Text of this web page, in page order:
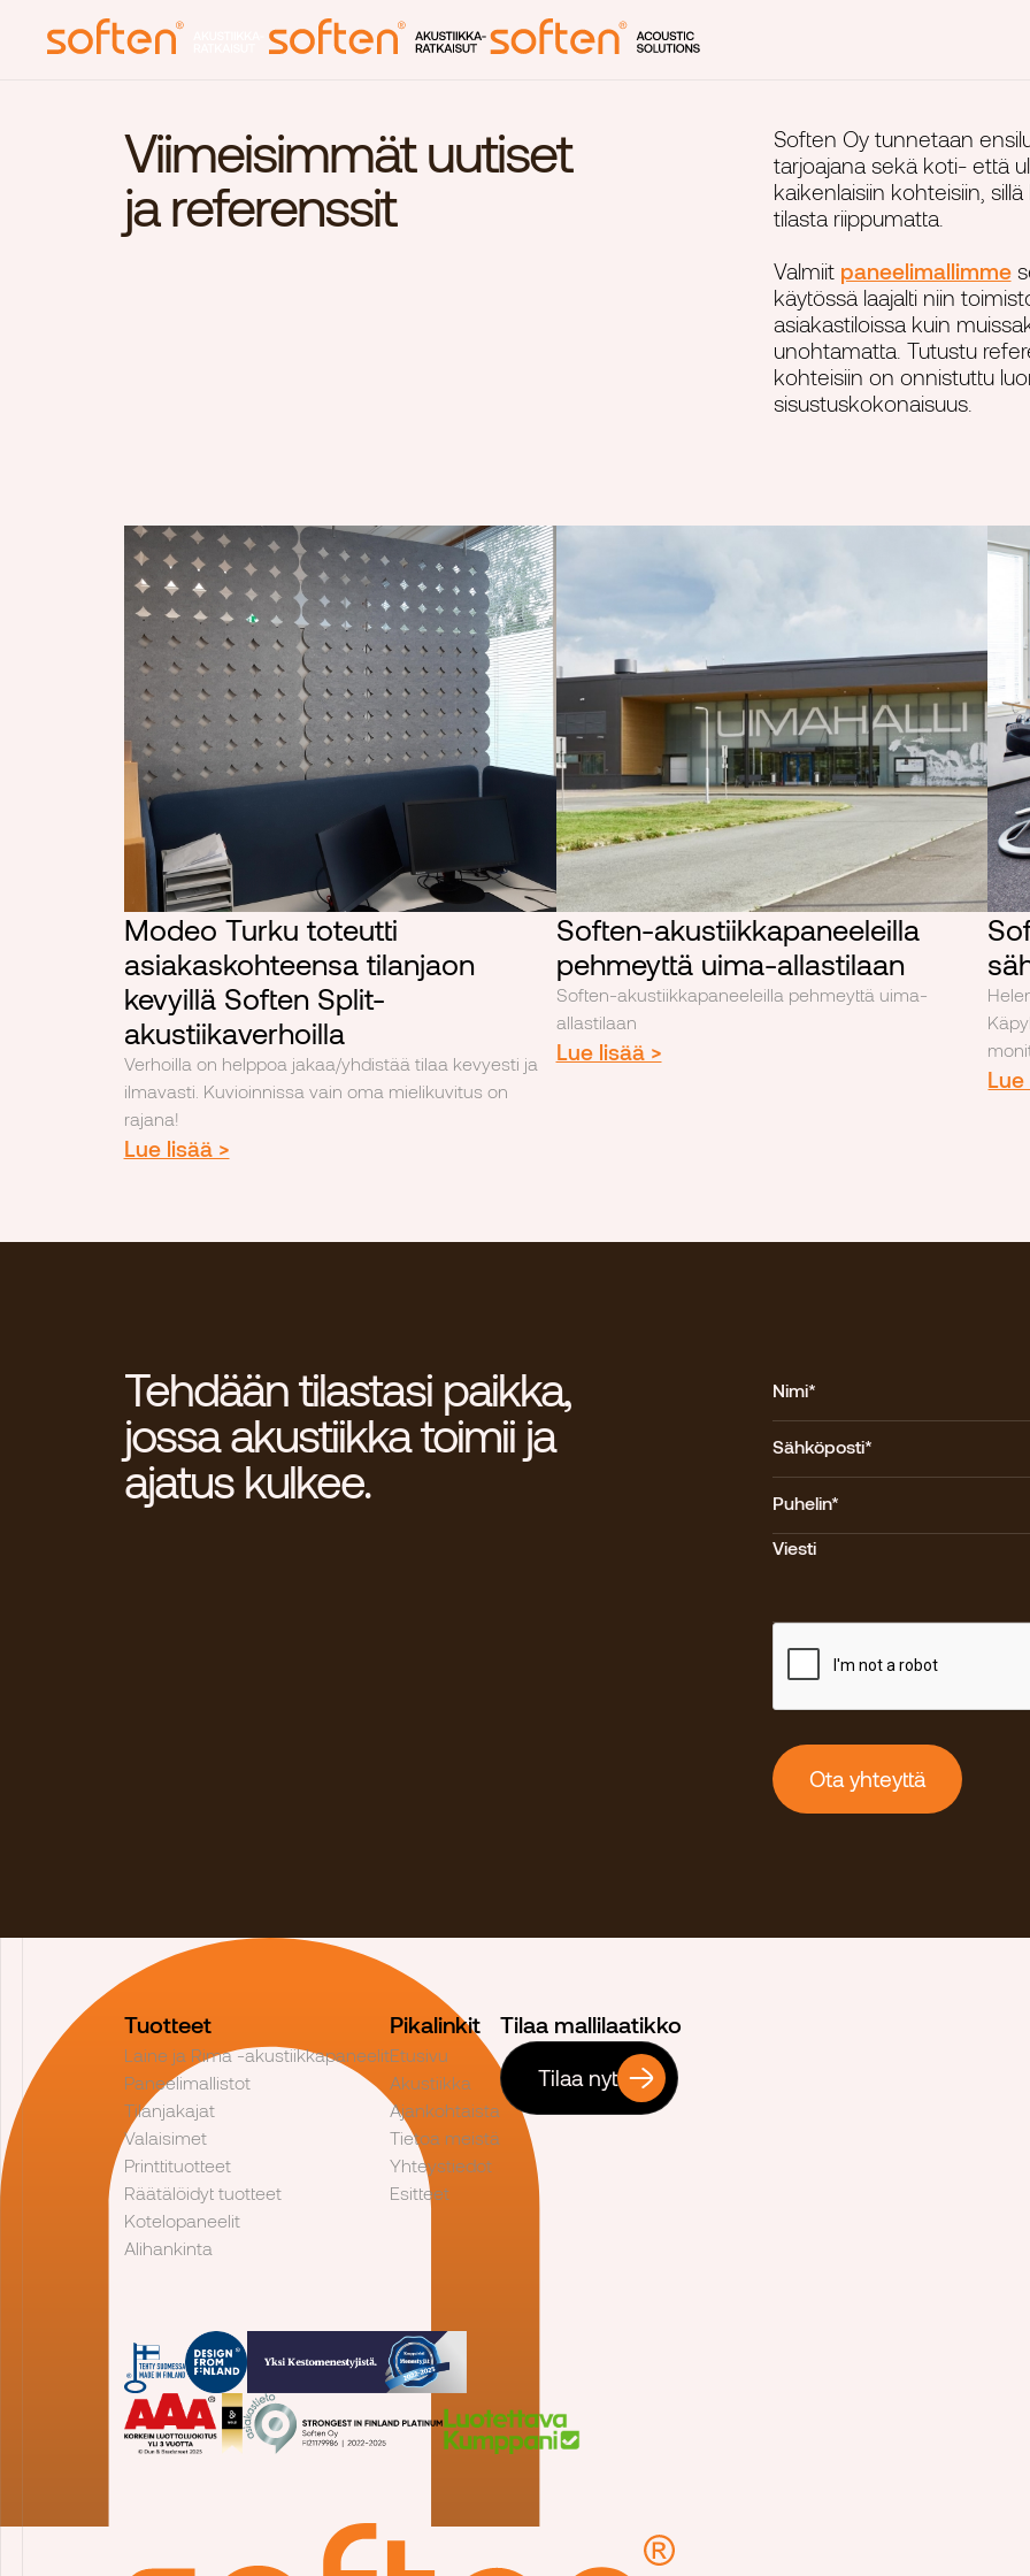
Etusivu
Akustiikka
Laine ja
Tilanjakajat
Valaisimet
Printtituotteet
Viimeisimmät uutiset
ja referenssit
Soften Oy tunnetaan
tarjoajana sekä koti- että
kaikenlaisiin kohteisiin,
tilasta riippumatta.
Valmiit paneelimallimme
käytössä laajalti niin
asiakastiloissa kuin
unohtamatta. Tutustu
kohteisiin on onnistuttu
sisustuskokonaisuus.
Modeo Turku toteutti
asiakaskohteensa tilanjaon
kevyillä Soften Split-
akustiikaverhoilla
Verhoilla on helppoa jakaa/yhdistää tilaa kevyesti ja
ilmavasti. Kuvioinnissa vain oma mielikuvitus on
rajana!
Lue lisää >
Soften-akustiikkapaneeleilla
pehmeyttä uima-allastilaan
Soften-akustiikkapaneeleilla pehmeyttä uima-
allastilaan
Lue lisää >
Lue
Tehdään tilastasi paikka,
jossa akustiikka toimii ja
ajatus kulkee.
Nimi*
Sähköposti*
Puhelin*
Viesti
Tuotteet
Laine ja Rima -akustiikkapaneelit
Paneelimallistot
Tilanjakajat
Valaisimet
Printtituotteet
Räätälöidyt tuotteet
Kotelopaneelit
Alihankinta
Pikalinkit
Etusivu
Akustiikka
Ajankohtaista
Tietoa meistä
Yhteystiedot
Esitteet
Tilaa mallilaatikko
Tilaa nyt